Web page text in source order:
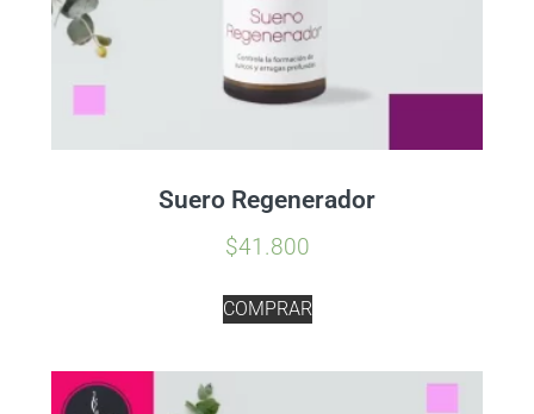
Suero Regenerador
$41.800
COMPRAR